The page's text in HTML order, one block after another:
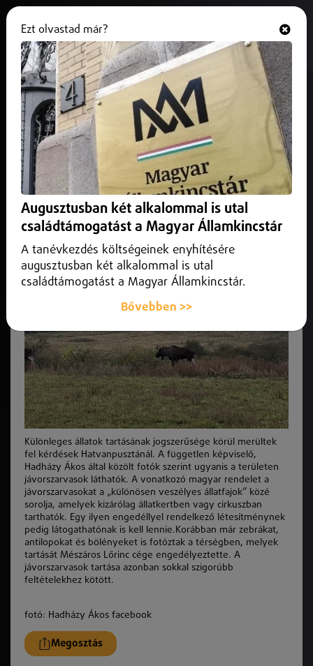
Újabb jogi kérédések merültek fel
a hatvanpusztai egzotikus állatok
esetében
2025. október 10.Belföld
Különleges állatok tartásának jogszerűsége körül merültek
fel kérdések Hatvanpusztánál.
Különleges állatok tartásának jogszerűsége körül merültek
fel kérdések Hatvanpusztánál. A független képviselő,
Hadházy Ákos által közölt fotók szerint ugyanis a területen
jávorszarvasok láthatók. A vonatkozó magyar rendelet a
jávorszarvasokat a „különösen veszélyes állatfajok” közé
sorolja, amelyek kizárólag állatkertben vagy cirkuszban
tarthatók. Egy ilyen engedéllyel rendelkező létesítménynek
pedig látogathatónak is kell lennie.Korábban már zebrákat,
antilopokat és bölényeket is fotóztak a térségben, melyek
tartását Mészáros Lőrinc cége engedélyeztette. A
jávorszarvasok tartása azonban sokkal szigorúbb
feltételekhez kötött.
fotó: Hadházy Ákos facebook
Megosztás
Ezt olvastad már?
Augusztusban két alkalommal is utal
családtámogatást a Magyar Államkincstár
A tanévkezdés költségeinek enyhítésére
augusztusban két alkalommal is utal
családtámogatást a Magyar Államkincstár.
Bővebben >>